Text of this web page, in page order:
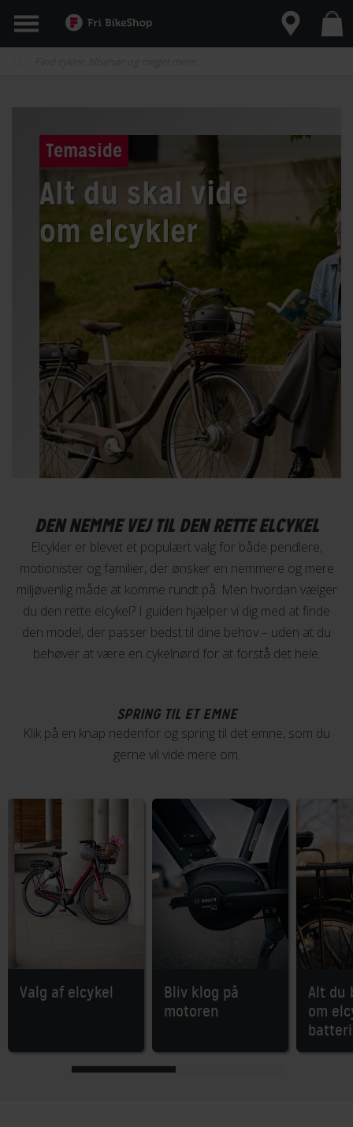
Temaside
Alt du skal vide
om elcykler
DEN NEMME VEJ TIL DEN RETTE ELCYKEL
Elcykler er blevet et populært valg for både pendlere,
motionister og familier, der ønsker en nemmere og mere
miljøvenlig måde at komme rundt på. Men hvordan vælger
du den rette elcykel? I guiden hjælper vi dig med at finde
den model, der passer bedst til dine behov – uden at du
behøver at være en cykelnørd for at forstå det hele.
SPRING TIL ET EMNE
Klik på en knap nedenfor og spring til det emne, som du
gerne vil vide mere om.
Valg af elcykel
Bliv klog på
motoren
Alt du
om
batteri